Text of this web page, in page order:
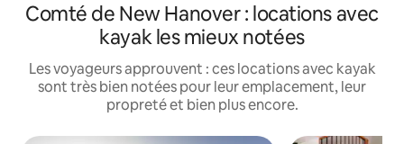
Comté de New Hanover : locations avec
kayak les mieux notées
Les voyageurs approuvent : ces locations avec kayak
sont très bien notées pour leur emplacement, leur
propreté et bien plus encore.